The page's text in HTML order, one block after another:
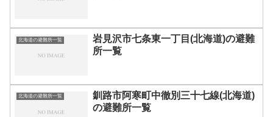
北海道の避難所一覧
岩見沢市七条東一丁目(北海道)の避難
所一覧
北海道の避難所一覧
釧路市阿寒町中徹別三十七線(北海道)
の避難所一覧